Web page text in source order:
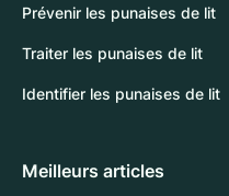
Prévenir les punaises de lit
Traiter les punaises de lit
Identifier les punaises de lit
Meilleurs articles